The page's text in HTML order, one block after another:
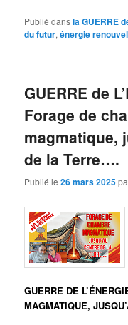
Publié dansla GUERRE
du futur,énergie
GUERRE de
Forage de
magmatique,
de la Terre….
Publié le26 mars 2025
GUERRE DE
MAGMATIQUE,